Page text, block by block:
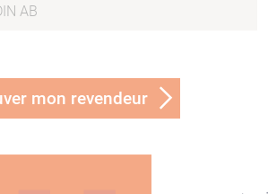
AB
mon revendeur